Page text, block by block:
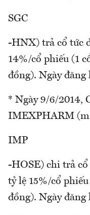
SGC
-HNX) trả cổ tức
14%/cổ phiếu (1
đồng). Ngày đăng
* Ngày 9/6/2014,
IMEXPHARM
IMP
-HOSE) chi trả
tỷ lệ 15%/cổ
đồng). Ngày đăng